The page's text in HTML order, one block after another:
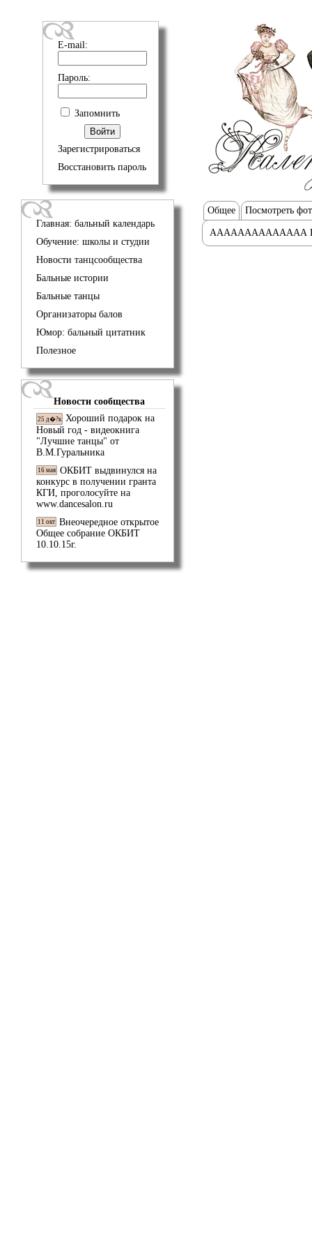
E-mail:
Пароль:
Запомнить
Зарегистрироваться
Восстановить пароль
Главная: бальный календарь
Обучение: школы и студии
Новости танцсообщества
Бальные истории
Бальные танцы
Организаторы балов
Юмор: бальный цитатник
Полезное
Новости сообщества
25 д�?к Хороший подарок на
Новый год - видеокнига
"Лучшие танцы" от
В.М.Гуральника
16 мая ОКБИТ выдвинулся на
конкурс в получении гранта
КГИ, проголосуйте на
www.dancesalon.ru
11 окт Внеочередное открытое
Общее собрание ОКБИТ
10.10.15г.
Общее Посмотреть
АААААААААААААА